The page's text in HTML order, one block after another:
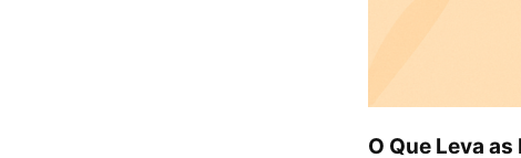
O Que Leva